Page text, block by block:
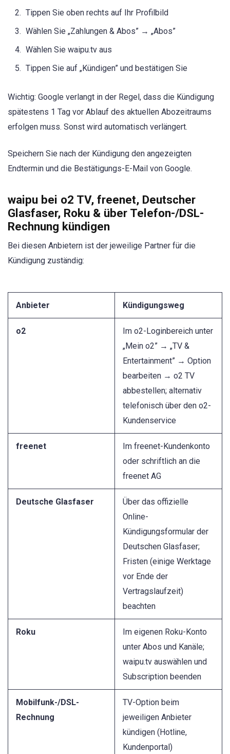
Tippen Sie oben rechts auf Ihr Profilbild
Wählen Sie „Zahlungen & Abos” → „Abos”
Wählen Sie waipu.tv aus
Tippen Sie auf „Kündigen” und bestätigen Sie
Wichtig: Google verlangt in der Regel, dass die Kündigung
spätestens 1 Tag vor Ablauf des aktuellen Abozeitraums
erfolgen muss. Sonst wird automatisch verlängert.
Speichern Sie nach der Kündigung den angezeigten
Endtermin und die Bestätigungs-E-Mail von Google.
waipu bei o2 TV, freenet, Deutscher
Glasfaser, Roku & über Telefon-/DSL-
Rechnung kündigen
Bei diesen Anbietern ist der jeweilige Partner für die
Kündigung zuständig:
Anbieter Kündigungsweg
o2
Im o2-Loginbereich unter
„Mein o2” → „TV &
Entertainment” → Option
bearbeiten → o2 TV
abbestellen; alternativ
telefonisch über den o2-
Kundenservice
freenet
Im freenet-Kundenkonto
oder schriftlich an die
freenet AG
Deutsche Glasfaser
Über das offizielle
Online-
Kündigungsformular der
Deutschen Glasfaser;
Fristen (einige Werktage
vor Ende der
Vertragslaufzeit)
beachten
Roku
Im eigenen Roku-Konto
unter Abos und Kanäle;
waipu.tv auswählen und
Subscription beenden
Mobilfunk-/DSL-
Rechnung
TV-Option beim
jeweiligen Anbieter
kündigen (Hotline,
Kundenportal)